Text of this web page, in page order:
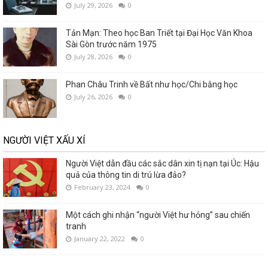
July 29, 2026 0
Tản Mạn: Theo học Ban Triết tại Đại Học Văn Khoa
Sài Gòn trước năm 1975
July 28, 2026 0
Phan Châu Trinh về Bất như học/Chi bằng học
July 26, 2026 0
NGƯỜI VIỆT XẤU XÍ
Người Việt dẫn đầu các sắc dân xin tị nạn tại Úc: Hậu
quả của thông tin di trú lừa đảo?
February 23, 2024 0
Một cách ghi nhận “người Việt hư hỏng” sau chiến
tranh
January 22, 2022 0